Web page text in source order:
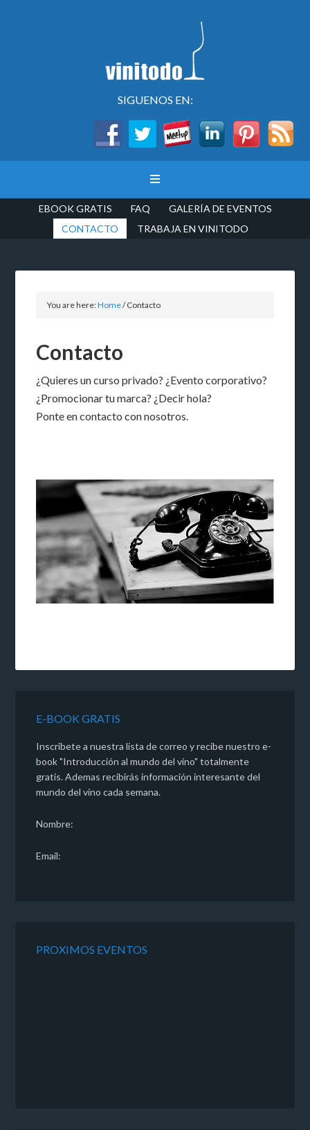
SIGUENOS EN:
EBOOK GRATIS FAQ
GALERÍA DE EVENTOS
CONTACTO
TRABAJA EN VINITODO
You are here:Home/Contacto
Contacto
¿Quieres un curso privado? ¿Evento corporativo?
¿Promocionar tu marca? ¿Decir hola?
Ponte en contacto con nosotros.
E-BOOK GRATIS
Inscribete a nuestra lista de correo y recibe nuestro e-
book "Introducción al mundo del vino" totalmente
gratis. Ademas recibirás información interesante del
mundo del vino cada semana.
Nombre:
Email:
PROXIMOS EVENTOS